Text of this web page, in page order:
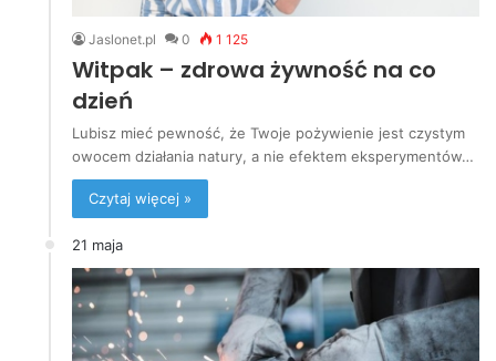
Jaslonet.pl 0 1 125
Witpak – zdrowa żywność na co
dzień
Lubisz mieć pewność, że Twoje pożywienie jest czystym
owocem działania natury, a nie efektem eksperymentów…
Czytaj więcej »
21 maja